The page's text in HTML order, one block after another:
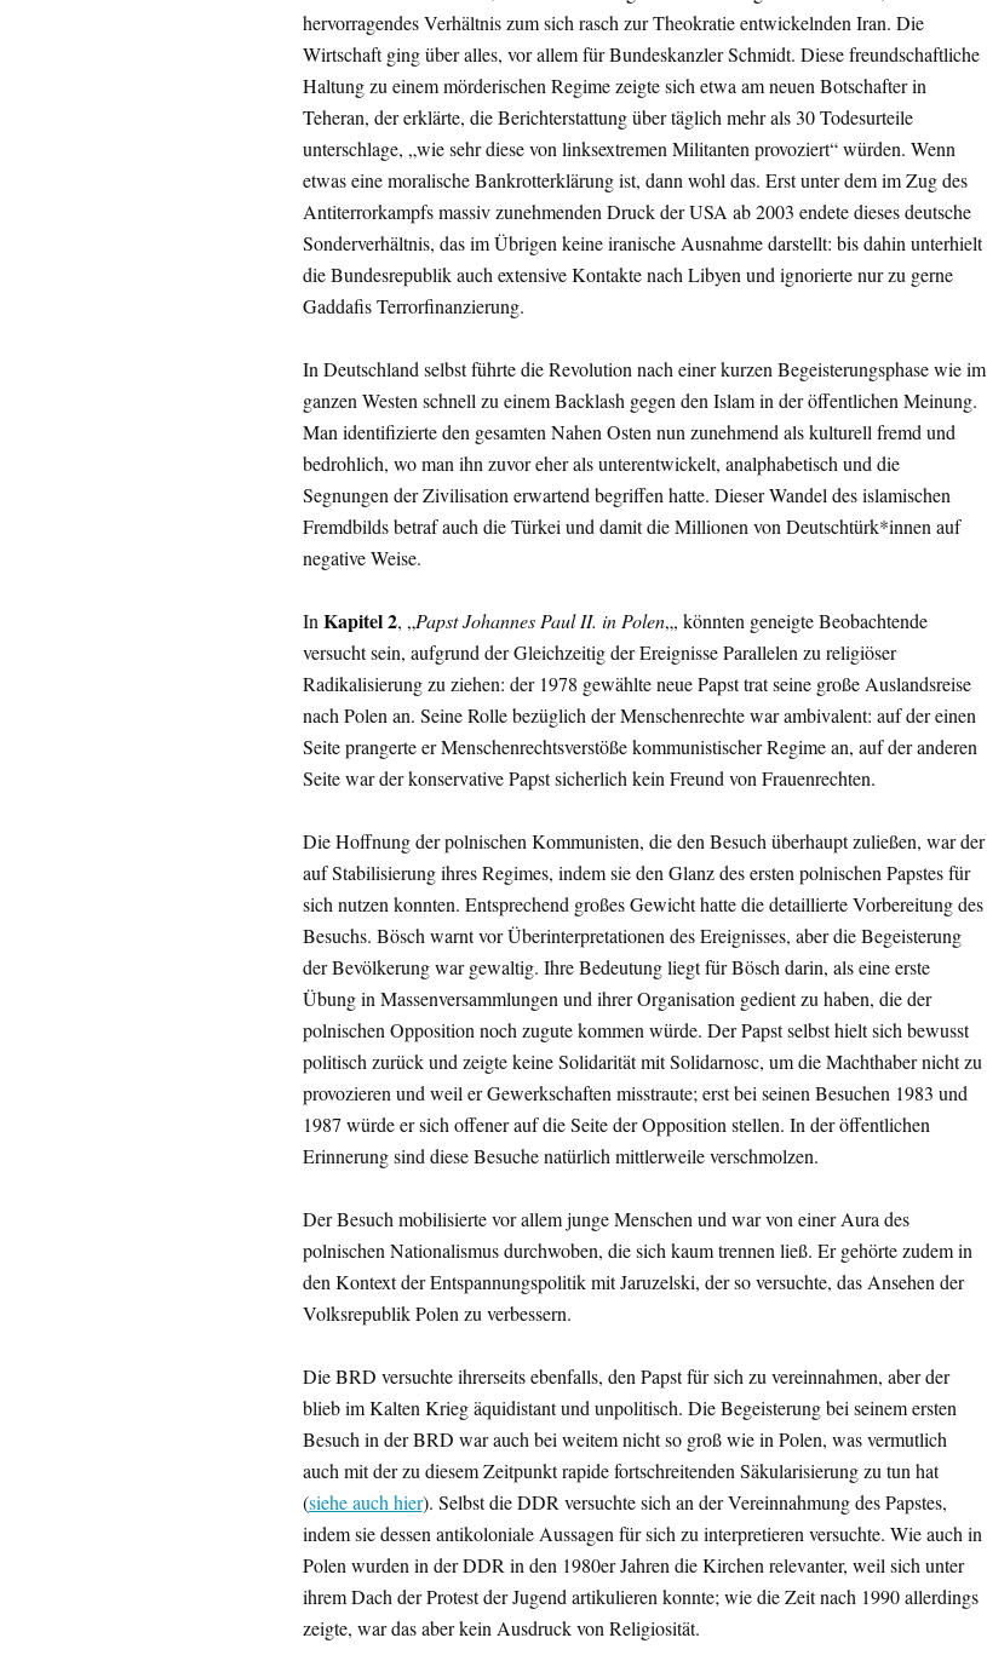
hervorragendes Verhältnis zum sich rasch zur Theokratie entwickelnden Iran. Die
Wirtschaft ging über alles, vor allem für Bundeskanzler Schmidt. Diese freundschaftliche
Haltung zu einem mörderischen Regime zeigte sich etwa am neuen Botschafter in
Teheran, der erklärte, die Berichterstattung über täglich mehr als 30 Todesurteile
unterschlage, „wie sehr diese von linksextremen Militanten provoziert“ würden. Wenn
etwas eine moralische Bankrotterklärung ist, dann wohl das. Erst unter dem im Zug des
Antiterrorkampfs massiv zunehmenden Druck der USA ab 2003 endete dieses deutsche
Sonderverhältnis, das im Übrigen keine iranische Ausnahme darstellt: bis dahin unterhielt
die Bundesrepublik auch extensive Kontakte nach Libyen und ignorierte nur zu gerne
Gaddafis Terrorfinanzierung.
In Deutschland selbst führte die Revolution nach einer kurzen Begeisterungsphase wie im
ganzen Westen schnell zu einem Backlash gegen den Islam in der öffentlichen Meinung.
Man identifizierte den gesamten Nahen Osten nun zunehmend als kulturell fremd und
bedrohlich, wo man ihn zuvor eher als unterentwickelt, analphabetisch und die
Segnungen der Zivilisation erwartend begriffen hatte. Dieser Wandel des islamischen
Fremdbilds betraf auch die Türkei und damit die Millionen von Deutschtürk*innen auf
negative Weise.
InKapitel 2, „Papst Johannes Paul II. in Polen„, könnten geneigte Beobachtende
versucht sein, aufgrund der Gleichzeitig der Ereignisse Parallelen zu religiöser
Radikalisierung zu ziehen: der 1978 gewählte neue Papst trat seine große Auslandsreise
nach Polen an. Seine Rolle bezüglich der Menschenrechte war ambivalent: auf der einen
Seite prangerte er Menschenrechtsverstöße kommunistischer Regime an, auf der anderen
Seite war der konservative Papst sicherlich kein Freund von Frauenrechten.
Die Hoffnung der polnischen Kommunisten, die den Besuch überhaupt zuließen, war der
auf Stabilisierung ihres Regimes, indem sie den Glanz des ersten polnischen Papstes für
sich nutzen konnten. Entsprechend großes Gewicht hatte die detaillierte Vorbereitung des
Besuchs. Bösch warnt vor Überinterpretationen des Ereignisses, aber die Begeisterung
der Bevölkerung war gewaltig. Ihre Bedeutung liegt für Bösch darin, als eine erste
Übung in Massenversammlungen und ihrer Organisation gedient zu haben, die der
polnischen Opposition noch zugute kommen würde. Der Papst selbst hielt sich bewusst
politisch zurück und zeigte keine Solidarität mit Solidarnosc, um die Machthaber nicht zu
provozieren und weil er Gewerkschaften misstraute; erst bei seinen Besuchen 1983 und
1987 würde er sich offener auf die Seite der Opposition stellen. In der öffentlichen
Erinnerung sind diese Besuche natürlich mittlerweile verschmolzen.
Der Besuch mobilisierte vor allem junge Menschen und war von einer Aura des
polnischen Nationalismus durchwoben, die sich kaum trennen ließ. Er gehörte zudem in
den Kontext der Entspannungspolitik mit Jaruzelski, der so versuchte, das Ansehen der
Volksrepublik Polen zu verbessern.
Die BRD versuchte ihrerseits ebenfalls, den Papst für sich zu vereinnahmen, aber der
blieb im Kalten Krieg äquidistant und unpolitisch. Die Begeisterung bei seinem ersten
Besuch in der BRD war auch bei weitem nicht so groß wie in Polen, was vermutlich
auch mit der zu diesem Zeitpunkt rapide fortschreitenden Säkularisierung zu tun hat
(siehe auch hier). Selbst die DDR versuchte sich an der Vereinnahmung des Papstes,
indem sie dessen antikoloniale Aussagen für sich zu interpretieren versuchte. Wie auch in
Polen wurden in der DDR in den 1980er Jahren die Kirchen relevanter, weil sich unter
ihrem Dach der Protest der Jugend artikulieren konnte; wie die Zeit nach 1990 allerdings
zeigte, war das aber kein Ausdruck von Religiosität.